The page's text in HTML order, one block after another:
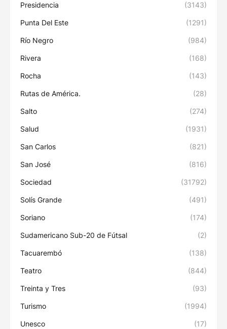
Presidencia (3143)
Punta Del Este (1291)
Río Negro (984)
Rivera (168)
Rocha (143)
Rutas de América. (28)
Salto (274)
Salud (1931)
San Carlos (821)
San José (816)
Sociedad (31792)
Solís Grande (491)
Soriano (174)
Sudamericano Sub-20 de Fútsal (2)
Tacuarembó (138)
Teatro (844)
Treinta y Tres (93)
Turismo (1994)
Unesco (17)